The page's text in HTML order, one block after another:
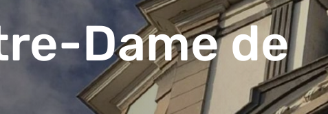
Dame de